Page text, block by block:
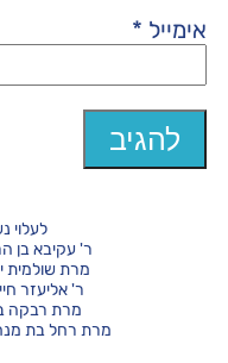
אימייל *
לעלוי
ר' עקיבא בן
מרת שולמית
ר' אליעזר
מרת רבקה
מרת רחל בת